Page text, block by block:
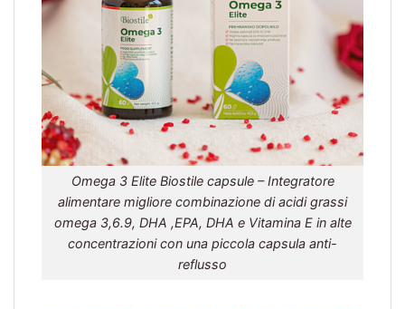
Omega 3 Elite Biostile capsule – Integratore
alimentare migliore combinazione di acidi grassi
omega 3,6.9, DHA ,EPA, DHA e Vitamina E in alte
concentrazioni con una piccola capsula anti-
reflusso